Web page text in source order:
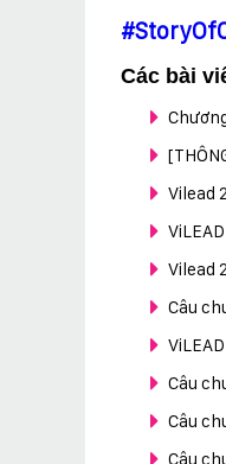
Các bài
Vilead
Vilead
Câu
Câu
Câu
Câu